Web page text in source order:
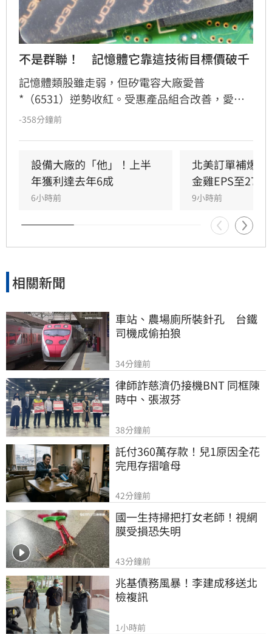
不是群聯！　記憶體它靠這技術目標價破千
記憶體類股雖走弱，但矽電容大廠愛普
*（6531）逆勢收紅。受惠產品組合改善，愛普
第2季每股純益達4.18元。展望第3季，因記憶體
產品線成長動能明確，法人看好2026年起進入爆
發期，2027年獲利更有望挑戰每股逾35元。看好
長線基本面，多家法人紛紛調升目標價，最高上
看1430元。惟投資人仍需留意晶圓代工產能及匯
率波動等潛在風險。投資一定有風險，決策前請
審慎評估。
-358分鐘前
設備大廠的「他」！上半
年獲利達去年6成
6小時前
北美訂單補爆
金雞EPS至
9小時前
相關新聞
車站、農場廁所裝針孔　台鐵
司機成偷拍狼
34分鐘前
律師詐慈濟仍接機BNT 同框陳
時中、張淑芬
38分鐘前
託付360萬存款！兒1原因全花
完甩存摺嗆母
42分鐘前
國一生持掃把打女老師！視網
膜受損恐失明
43分鐘前
兆基債務風暴！李建成移送北
檢複訊
1小時前